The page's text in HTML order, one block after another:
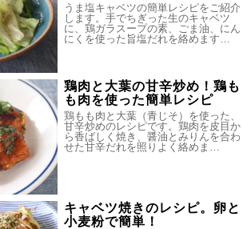
うま塩キャベツの簡単レシピをご紹介
します。手でちぎった生のキャベツ
に、鶏ガラスープの素、ごま油、にん
にくを使った旨塩だれを絡めます…
鶏肉と大葉の甘辛炒め！鶏も
も肉を使った簡単レシピ
鶏もも肉と大葉（青じそ）を使った、
甘辛炒めのレシピです。鶏肉を皮目か
ら香ばしく焼き、醤油とみりんを合わ
せた甘辛だれを照りよく絡めま…
キャベツ焼きのレシピ。卵と
小麦粉で簡単！